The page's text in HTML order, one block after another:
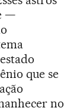
—
que se
no